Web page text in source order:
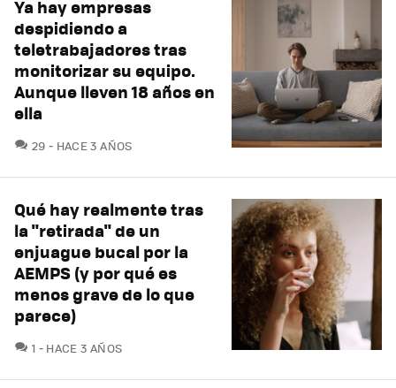
Ya hay empresas
despidiendo a
teletrabajadores tras
monitorizar su equipo.
Aunque lleven 18 años en
ella
29 COMENTARIOS
HACE 3 AÑOS
Qué hay realmente tras
la "retirada" de un
enjuague bucal por la
AEMPS (y por qué es
menos grave de lo que
parece)
1 COMENTARIOS
HACE 3 AÑOS